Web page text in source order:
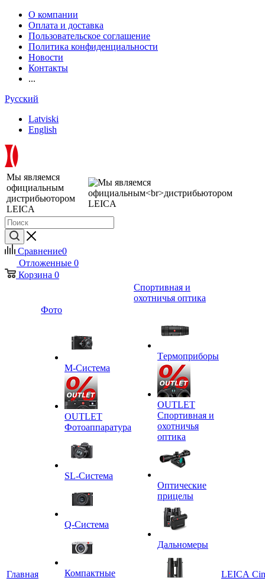
О компании
Оплата и доставка
Пользовательское соглашение
Политика конфиденциальности
Новости
Контакты
...
Русский
Latviski
English
Мы являемся
официальным
дистрибьютором
LEICA
Сравнение0
Отложенные 0
Корзина 0
Главная
Фото
M-Система
OUTLET
Фотоаппаратура
SL-Система
Q-Cистема
Компактные
Спортивная и
охотничья оптика
Tермоприборы
OUTLET
Спортивная и
охотничья
оптика
Оптические
прицелы
Дальномеры
LEICA